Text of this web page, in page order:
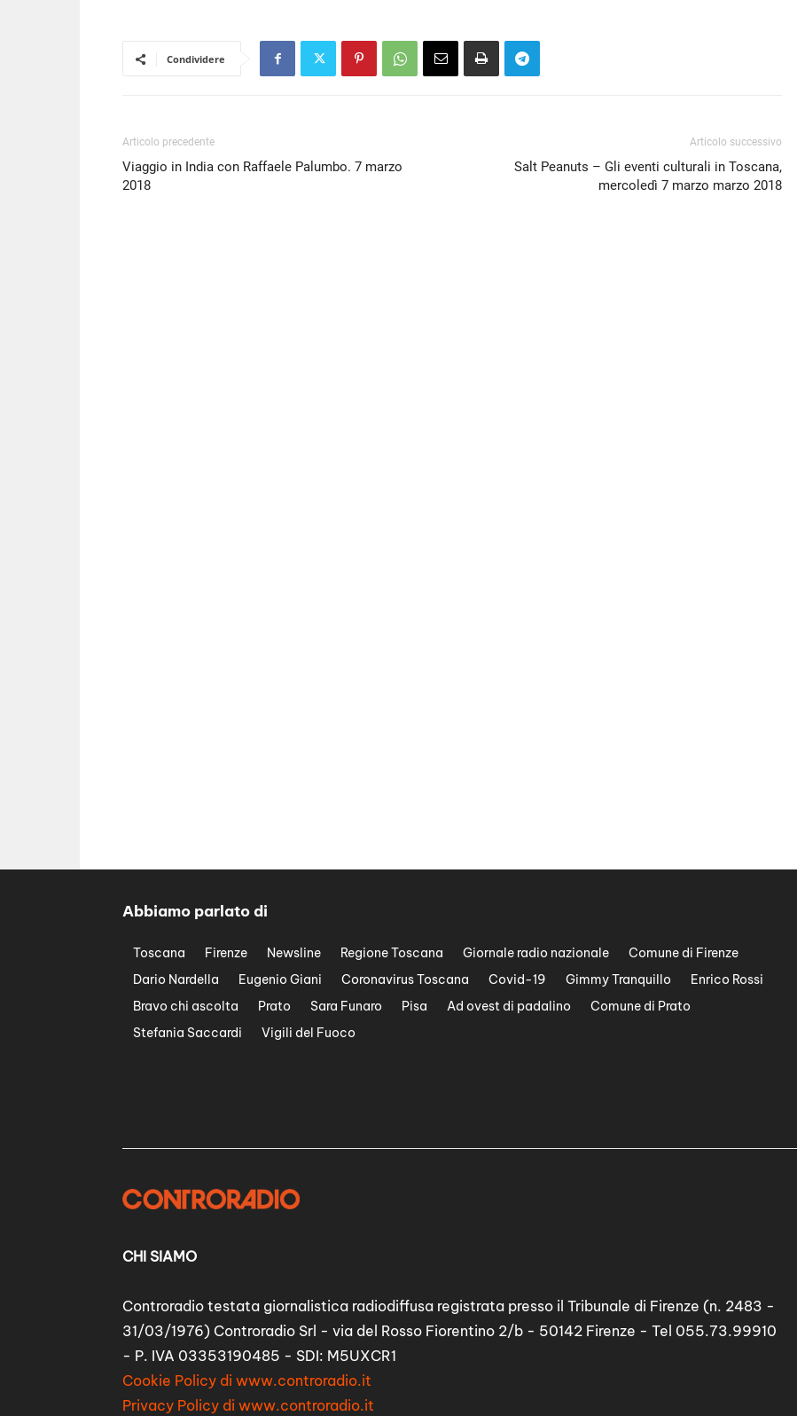
Condividere
Articolo precedente
Viaggio in India con Raffaele Palumbo. 7 marzo
2018
Articolo successivo
Salt Peanuts – Gli eventi culturali in Toscana,
mercoledì 7 marzo marzo 2018
Abbiamo parlato di
Toscana Firenze Newsline Regione Toscana Giornale radio nazionale
Comune di Firenze
Dario Nardella
Eugenio Giani Coronavirus Toscana Covid-19 Gimmy Tranquillo
Enrico Rossi
Bravo chi ascolta
Prato Sara Funaro Pisa Ad ovest di padalino
Comune di Prato
Stefania Saccardi
Vigili del Fuoco
CHI SIAMO
Controradio testata giornalistica radiodiffusa registrata presso il Tribunale di Firenze (n. 2483 -
31/03/1976) Controradio Srl - via del Rosso Fiorentino 2/b - 50142 Firenze - Tel 055.73.99910
- P. IVA 03353190485 - SDI: M5UXCR1
Cookie Policy di www.controradio.it
Privacy Policy di www.controradio.it